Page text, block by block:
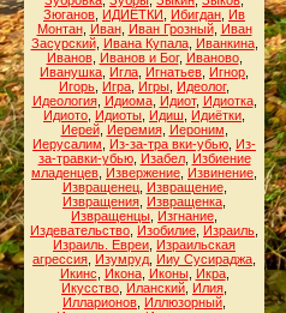
Зюганов ИДИЁТКИ Ибигдан Ив
Монтан, Иван, Иван Грозный, Иван
Засурский, Ивана Купала, Иванкина,
Иванов, Иванов и Бог, Иваново,
Иванушка Игла Игнатьев Игнор
Игорь Игра Игры Идеолог,
Идеология, Идиома, Идиот, Идиотка,
Идиото Идиоты Идиш Идиётки
Иерей, Иеремия, Иероним
Иерусалим
Из-за-тра вки-убью Из-
за-травки-убью, Изабел, Избиение
младенцев Извержение Извинение
Извращенец, Извращение,
Извращения Извращенка
Извращенцы Изгнание
Издевательство Изобилие Израиль
Израиль. Евреи Израильская
агрессия Изумруд Ииу Сусираджа
Икинс
Икона, Иконы, Икра,
Икусство Иланский Илия
Илларионов Иллюзорный